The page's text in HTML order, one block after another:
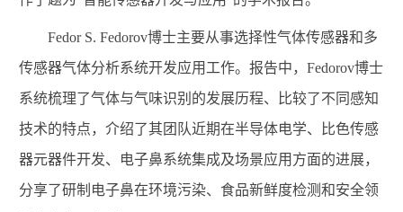
Fedor S. Fedorov博士主要从事选择性气体传感器和多
传感器气体分析系统开发应用工作。报告中， Fedorov博士
系统梳理了气体与气味识别的发展历程、比较了不同感知
技术的特点，介绍了其团队近期在半导体电学、比色传感
器元器件开发、电子鼻系统集成及场景应用方面的进展，
分享了研制电子鼻在环境污染、食品新鲜度检测和安全领